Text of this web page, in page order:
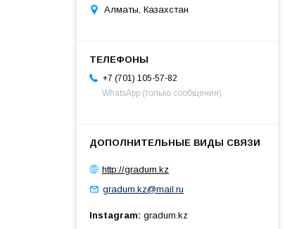
Алматы, Казахстан
+7 (701) 105-57-82
WhatsApp (только сообщения)
http://gradum.kz
gradum.kz@mail.ru
Instagram gradum.kz